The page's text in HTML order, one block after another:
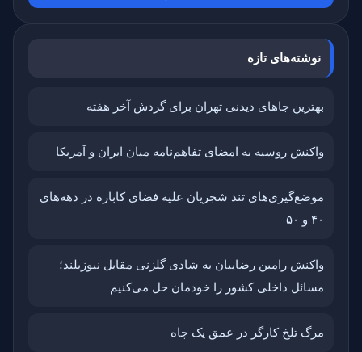
نوشته‌های تازه
بهترین جاهای دیدنی تهران برای گردش آخر هفته
واکنش روسیه به امضای تفاهم‌نامه میان ایران و آمریکا
موضع‌گیری‌های تند شجریان علیه فضای کاباره در دهه‌های
۴۰ و ۵۰
واکنش رامین رضاییان به شادی گلزنی مقابل نیوزیلند؛
مسائل داخلی کشور را خودمان حل می‌کنیم
مرگ تلخ کارگر در عمق یک چاه